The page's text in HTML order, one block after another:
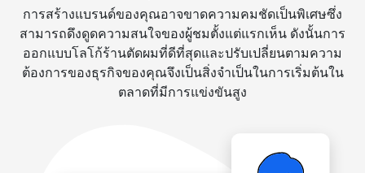
การสร้างแบรนด์ของคุณอาจขาดความคมชัดเป็นพิเศษซึ่ง
สามารถดึงดูดความสนใจของผู้ชมตั้งแต่แรกเห็น ดังนั้นการ
ออกแบบโลโก้ร้านตัดผมที่ดีที่สุดและปรับเปลี่ยนตามความ
ต้องการของธุรกิจของคุณจึงเป็นสิ่งจำเป็นในการเริ่มต้นใน
ตลาดที่มีการแข่งขันสูง